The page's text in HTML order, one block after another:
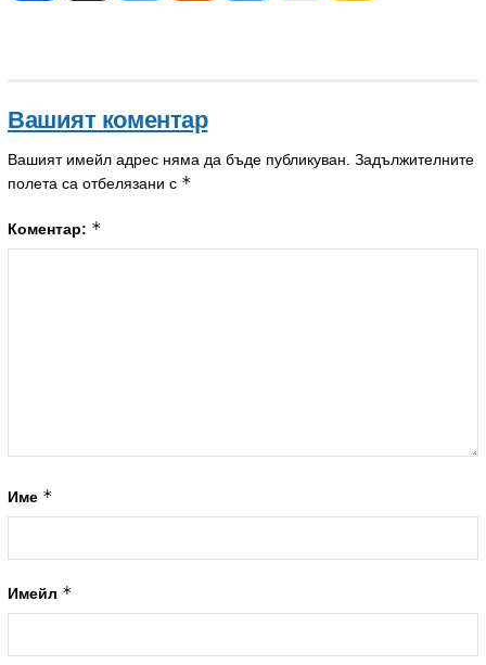
Вашият коментар
Вашият имейл адрес няма да бъде публикуван. Задължителните
полета са отбелязани с *
Коментар: *
Име *
Имейл *